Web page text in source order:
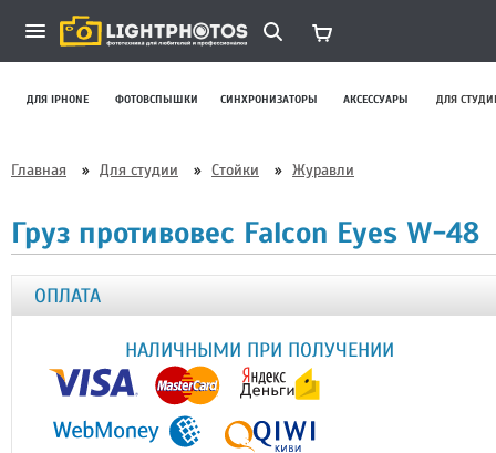
ДЛЯ IPHONE ФОТОВСПЫШКИ СИНХРОНИЗАТОРЫ АКСЕССУАРЫ ДЛЯ
Главная » Для студии » Стойки » Журавли
Груз противовес Falcon Eyes W-48
ОПЛАТА
НАЛИЧНЫМИ ПРИ ПОЛУЧЕНИИ